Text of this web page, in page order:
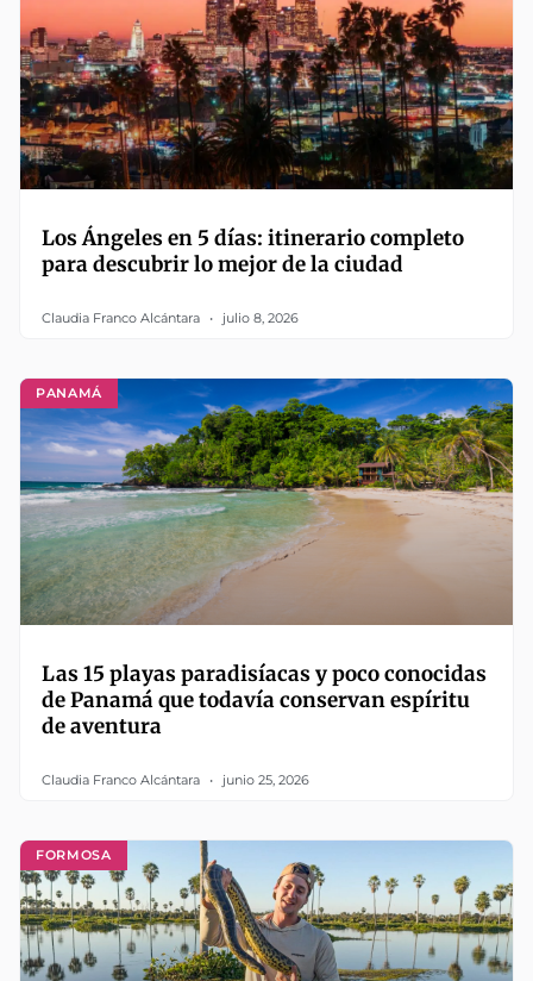
Los Ángeles en 5 días: itinerario completo
para descubrir lo mejor de la ciudad
Claudia Franco Alcántara julio 8, 2026
PANAMÁ
Las 15 playas paradisíacas y poco conocidas
de Panamá que todavía conservan espíritu
de aventura
Claudia Franco Alcántara junio 25, 2026
FORMOSA